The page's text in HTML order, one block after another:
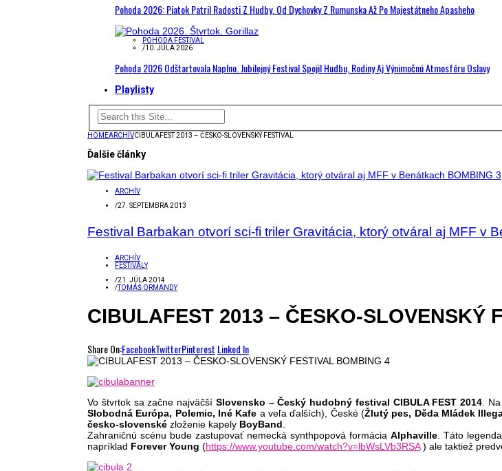
Pohoda 2026: Piatok Patril Radosti Z Hudby. Od Dychovky Z Rumunska Až Po Majestátneho Apasheho
POHODA FESTIVAL
/10. JÚLA 2026
Pohoda 2026 Odštartovala Naplno. Jubilejný Festival Spojil Hudbu, Rodiny Aj Výnimočnú Atmosféru Oslavy
Playlisty
HOMEARCHÍVCIBULAFEST 2013 – ČESKO-SLOVENSKÝ FESTIVAL
Ďalšie články
ARCHÍV
/27. SEPTEMBRA 2013
Festival Barbakan otvorí sci-fi triler Gravitácia, ktorý otváral aj MFF v
ARCHÍV
FESTIVALY
/21. JÚLA 2014
/TOMÁŠ ORMANDY
CIBULAFEST 2013 – ČESKO-SLOVENSKÝ
Share On:FacebookTwitterPinterest Linked In
Vo štvrtok sa začne najväčší Slovensko – Český hudobný festival CIBULA FEST 2014 .
Slobodná Európa, Polemic, Iné Kafe a veľa ďalších), České (Žlutý pes, Děda Mládek
česko-slovenské zloženie kapely BoyBand
Zahraničnú scénu bude zastupovať nemecká synthpopová formácia Alphaville . Táto
napríklad Forever Young (https://www.youtube.com/watch?v=lbWsLVb3RSA) ale taktiež